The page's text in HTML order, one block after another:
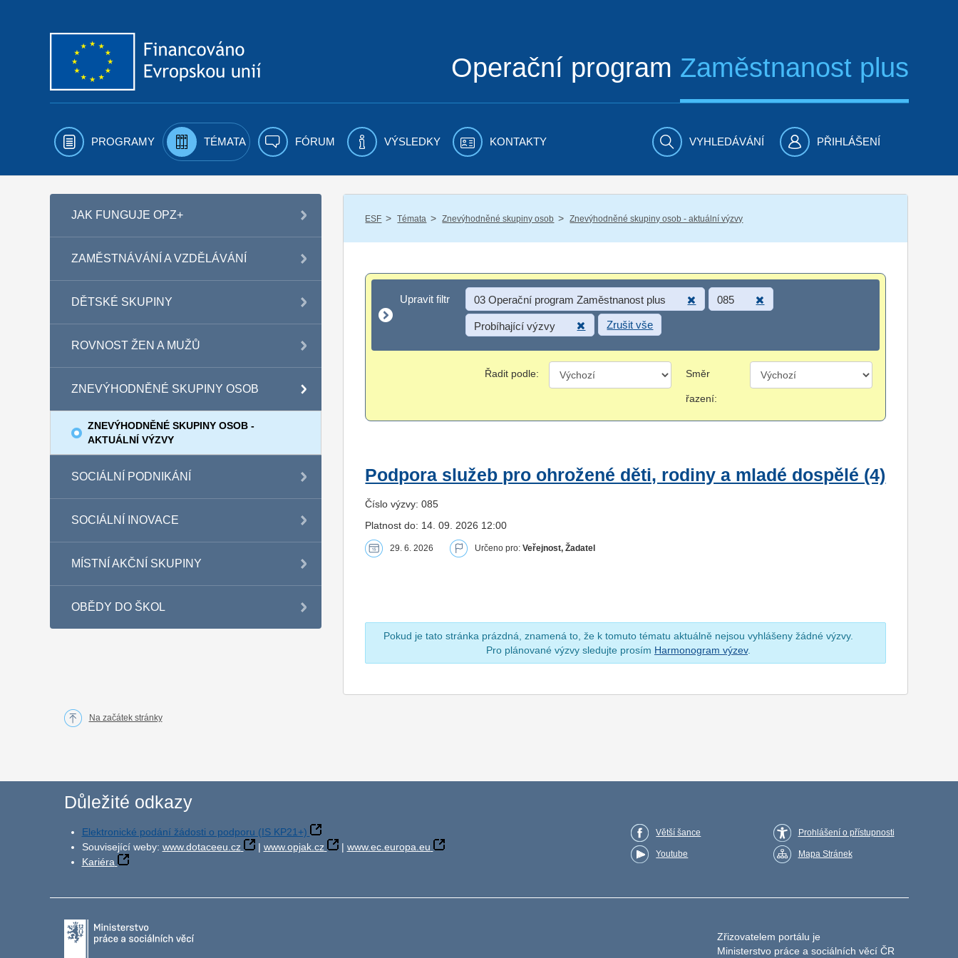
Operační program Zaměstnanost plus
PROGRAMY TÉMATA FÓRUM VÝSLEDKY KONTAKTY VYHLEDÁVÁNÍ PŘIHLÁŠENÍ
JAK FUNGUJE OPZ+
ZAMĚSTNÁVÁNÍ A VZDĚLÁVÁNÍ
DĚTSKÉ SKUPINY
ROVNOST ŽEN A MUŽŮ
ZNEVÝHODNĚNÉ SKUPINY OSOB
ZNEVÝHODNĚNÉ SKUPINY OSOB -
AKTUÁLNÍ VÝZVY
SOCIÁLNÍ PODNIKÁNÍ
SOCIÁLNÍ INOVACE
MÍSTNÍ AKČNÍ SKUPINY
OBĚDY DO ŠKOL
ESF / Témata / Znevýhodněné skupiny osob / Znevýhodněné skupiny osob - aktuální výzvy
Upravit filtr
Upravit filtr 03 Operační program Zaměstnanost plus 085
Probíhající výzvy Zrušit vše
Řadit podle: Směr
řazení:
Podpora služeb pro ohrožené děti, rodiny a mladé dospělé (4)
Číslo výzvy: 085
Platnost do: 14. 09. 2026 12:00
29. 6. 2026 Určeno pro:Veřejnost, Žadatel
Pokud je tato stránka prázdná, znamená to, že k tomuto tématu aktuálně nejsou vyhlášeny žádné výzvy.
Pro plánované výzvy sledujte prosím Harmonogram výzev.
Na začátek stránky
Důležité odkazy
Elektronické podání žádosti o podporu (IS KP21+)
Související weby: www.dotaceeu.cz | www.opjak.cz | www.ec.europa.eu
Kariéra
Větší šance
Youtube
Prohlášení o přístupnosti
Mapa Stránek
Zřizovatelem portálu je
Ministerstvo práce a sociálních věcí ČR